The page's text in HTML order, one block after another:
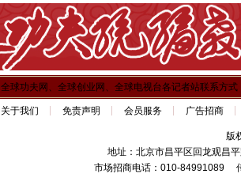
全球功夫网、全球创业网、全球电视台各记者站联系方式
关于我们 免责声明 会员服务 广告招商
版
地址：北京市昌平区回龙观昌
市场招商电话：010-84991089